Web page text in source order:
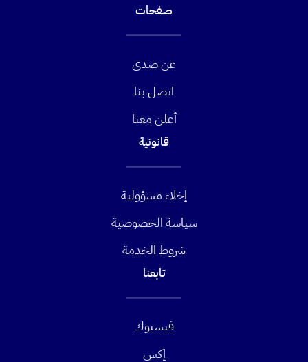
صفحات
عن صدى
اتصل بنا
أعلن معنا
قانونية
إخلاء مسؤولية
سياسة الخصوصية
شروط الخدمة
تابعنا
فيسبوك
إكس